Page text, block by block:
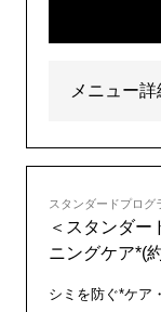
メニュー詳
スタンダードプログ
＜スタンダー
ニングケア*(
シミを防ぐ*ケア